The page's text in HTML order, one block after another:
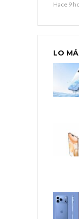
Hace 9
LO